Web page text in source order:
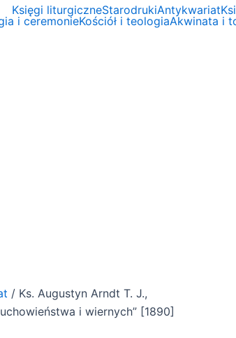
Księgi liturgiczneStarodrukiAntykwariat
i ceremonieKościół i teologiaAkwinata i
/ Ks. Augustyn Arndt T. J.,
i wiernych” [1890]